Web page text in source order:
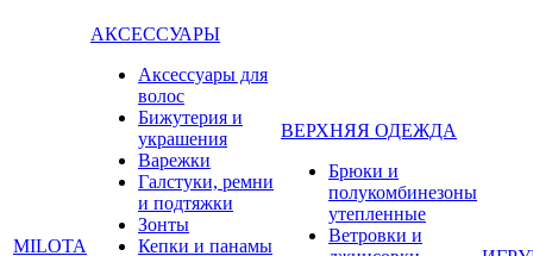
MILOTA
АКСЕССУАРЫ
Аксессуары для
волос
Бижутерия и
украшения
Варежки
Галстуки, ремни
и подтяжки
Зонты
Кепки и панамы
ВЕРХНЯЯ ОДЕЖДА
Брюки и
полукомбинезоны
утепленные
Ветровки и